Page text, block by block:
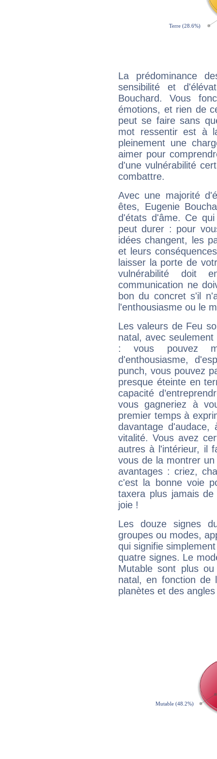
La prédominance
sensibilité et
Bouchard. Vous
émotions, et rien de
peut se faire sans
mot ressentir est à
pleinement une
aimer pour
d'une vulnérabilité
combattre.
Avec une majorité
êtes, Eugenie
d'états d'âme. Ce
peut durer : pour
idées changent, les
et leurs
laisser la porte de
vulnérabilité doit
communication ne
bon du concret s'il
l'enthousiasme ou le
Les valeurs de Feu
natal, avec
: vous pouvez
d'enthousiasme,
punch, vous pouvez
presque éteinte en
capacité
vous gagneriez à
premier temps à
davantage
vitalité. Vous avez
autres à l'intérieur, il
vous de la montrer
avantages : criez,
c'est la bonne voie
taxera plus jamais
joie !
Les douze signes
groupes ou modes,
qui signifie
quatre signes. Le
Mutable sont plus
natal, en fonction de
planètes et des